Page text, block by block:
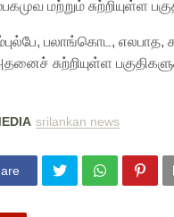
மற்றும் சுற்றியுள்ள
பலாங்கொட,
சுற்றியுள்ள
srilankan news